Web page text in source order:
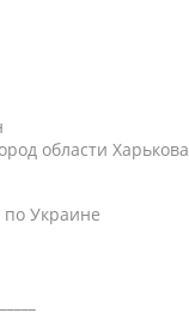
области Харькова
Украине